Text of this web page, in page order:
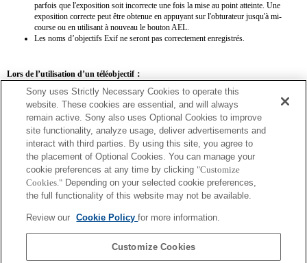
parfois que l'exposition soit incorrecte une fois la mise au point atteinte. Une
exposition correcte peut être obtenue en appuyant sur l'obturateur jusqu'à mi-
course ou en utilisant à nouveau le bouton AEL.
Les noms d’objectifs Exif ne seront pas correctement enregistrés.
Lors de l’utilisation d’un téléobjectif：
SEL14TC SEL20TC
SEL14TC
La distance focale et l'ouverture maximale pour le nom de l'objectif Exif seront
répertoriées à l'aide de valeurs d'agrandissement. Toutefois, lorsque les valeurs
s'affichent pas correctement.
Sony uses Strictly Necessary Cookies to operate this
website. These cookies are essential, and will always
remain active. Sony also uses Optional Cookies to improve
site functionality, analyze usage, deliver advertisements and
interact with third parties. By using this site, you agree to
the placement of Optional Cookies. You can manage your
cookie preferences at any time by clicking "Customize
Cookies." Depending on your selected cookie preferences,
the full functionality of this website may not be available.
Review our Cookie Policyfor more information.
Customize Cookies